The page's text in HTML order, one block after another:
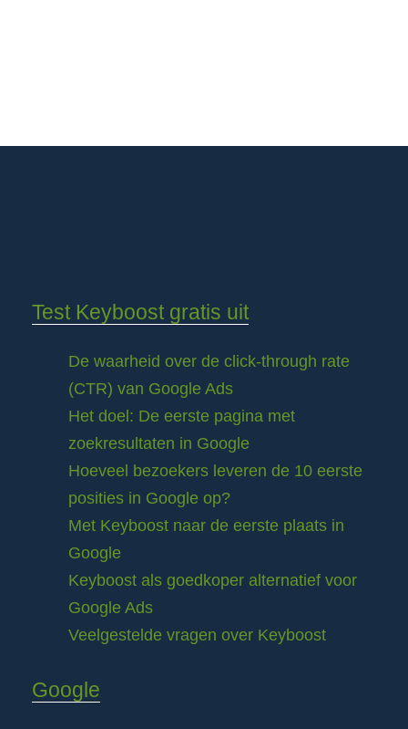
Test Keyboost gratis uit
De waarheid over de click-through rate
(CTR) van Google Ads
Het doel: De eerste pagina met
zoekresultaten in Google
Hoeveel bezoekers leveren de 10 eerste
posities in Google op?
Met Keyboost naar de eerste plaats in
Google
Keyboost als goedkoper alternatief voor
Google Ads
Veelgestelde vragen over Keyboost
Google